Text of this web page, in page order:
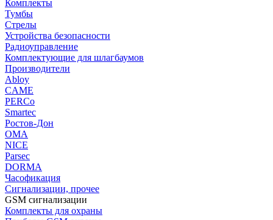
Комплекты
Тумбы
Стрелы
Устройства безопасности
Радиоуправление
Комплектующие для шлагбаумов
Производители
Abloy
CAME
PERCo
Smartec
Ростов-Дон
ОМА
NICE
Parsec
DORMA
Часофикация
Сигнализации, прочее
GSM сигнализации
Комплекты для охраны